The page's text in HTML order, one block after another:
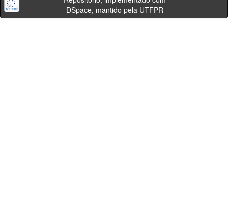
DSpace, mantido pela UTFPR